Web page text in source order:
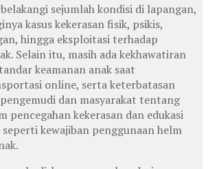
sejumlah kondisi di lapangan,
kasus kekerasan fisik, psikis,
hingga eksploitasi terhadap
Selain itu, masih ada kekhawatiran
keamanan anak saat
online, serta keterbatasan
dan masyarakat tentang
pencegahan kekerasan dan edukasi
seperti kewajiban penggunaan helm